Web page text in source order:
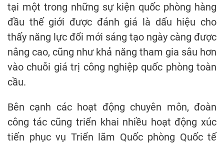
tại một trong những sự kiện quốc phòng hàng
đầu thế giới được đánh giá là dấu hiệu cho
thấy năng lực đổi mới sáng tạo ngày càng được
nâng cao, cũng như khả năng tham gia sâu hơn
vào chuỗi giá trị công nghiệp quốc phòng toàn
cầu.
Bên cạnh các hoạt động chuyên môn, đoàn
công tác cũng triển khai nhiều hoạt động xúc
tiến phục vụ Triển lãm Quốc phòng Quốc tế